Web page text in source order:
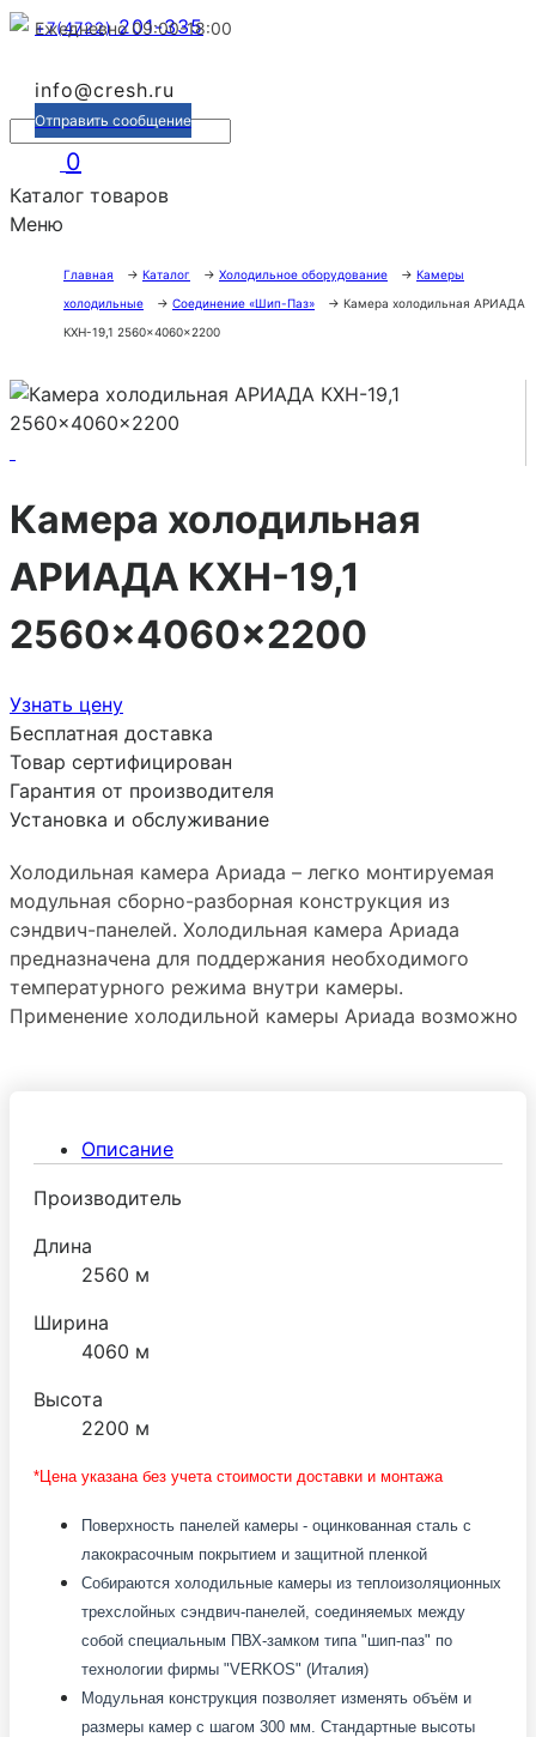
+7(4722)201-335
Ежедневно 09:00-18:00
info@cresh.ru
Отправить сообщение
0
Каталог товаров
Меню
Главная → Каталог → Холодильное оборудование → Камеры
холодильные
→ Соединение «Шип-Паз» → Камера холодильная АРИАДА
КХН-19,1 2560×4060×2200
Камера холодильная
АРИАДА КХН-19,1
2560×4060×2200
Узнать цену
Бесплатная доставка
Товар сертифицирован
Гарантия от производителя
Установка и обслуживание
Холодильная камера Ариада – легко монтируемая
модульная сборно-разборная конструкция из
сэндвич-панелей. Холодильная камера Ариада
предназначена для поддержания необходимого
температурного режима внутри камеры.
Применение холодильной камеры Ариада возможно
хранение продуктов при температуре: -2:+6°С
(среднетемпературные), -
15:-25°С(низкотемпературные).
Описание
Производитель
Длина
2560 м
Ширина
4060 м
Высота
2200 м
*Цена указана без учета стоимости доставки и монтажа
Поверхность панелей камеры - оцинкованная сталь с
лакокрасочным покрытием и защитной пленкой
Собираются холодильные камеры из теплоизоляционных
трехслойных сэндвич-панелей, соединяемых между
собой специальным ПВХ-замком типа "шип-паз" по
технологии фирмы "VERKOS" (Италия)
Модульная конструкция позволяет изменять объём и
размеры камер с шагом 300 мм. Стандартные высоты